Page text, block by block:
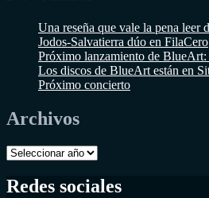
Una reseña que vale la pena
Jodos-Salvatierra dúo en FilaCero
Próximo lanzamiento de BlueArt:
Los discos de BlueArt están en
Próximo concierto
Archivos
Archivos
Redes sociales